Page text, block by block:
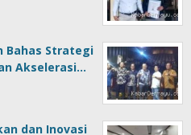
Bahas Strategi
Akselerasi…
dan Inovasi